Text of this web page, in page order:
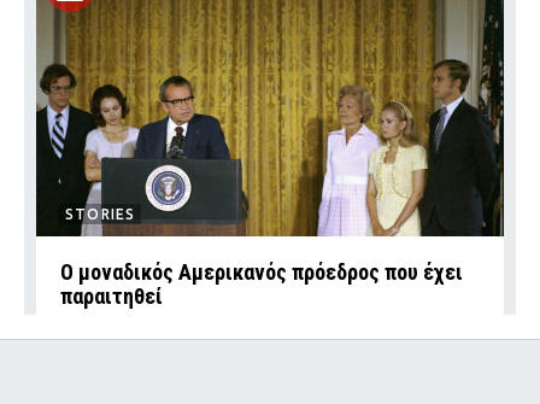
STORIES
Ο μοναδικός Αμερικανός πρόεδρος που έχει
παραιτηθεί